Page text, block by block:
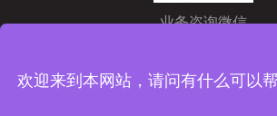
业务咨询微信
Copyright © 2026 仪研智造（上海）药检仪器
欢迎来到本网站，请问有什么可以